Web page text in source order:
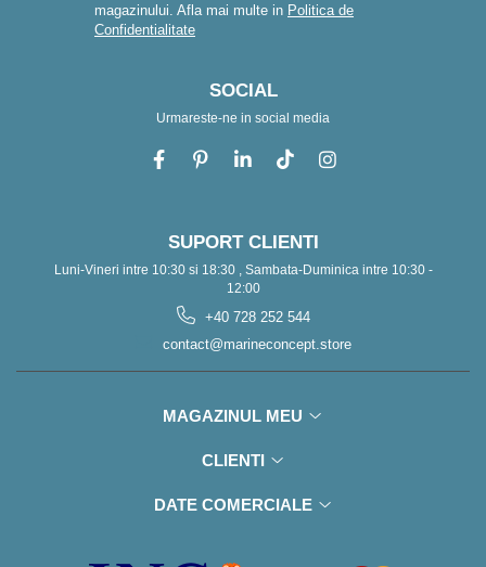
magazinului. Afla mai multe in Politica de
Confidentialitate
SOCIAL
Urmareste-ne in social media
SUPORT CLIENTI
Luni-Vineri intre 10:30 si 18:30 , Sambata-Duminica intre 10:30 -
12:00
+40 728 252 544
contact@marineconcept.store
MAGAZINUL MEU
CLIENTI
DATE COMERCIALE